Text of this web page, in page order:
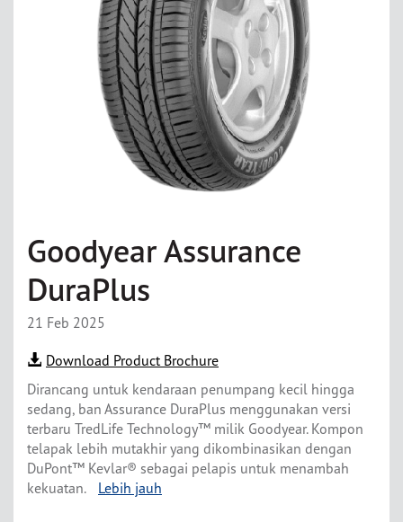
Goodyear Assurance
DuraPlus
21 Feb 2025
Download Product Brochure
Dirancang untuk kendaraan penumpang kecil hingga
sedang, ban Assurance DuraPlus menggunakan versi
terbaru TredLife Technology™ milik Goodyear. Kompon
telapak lebih mutakhir yang dikombinasikan dengan
DuPont™ Kevlar® sebagai pelapis untuk menambah
kekuatan.
Lebih jauh